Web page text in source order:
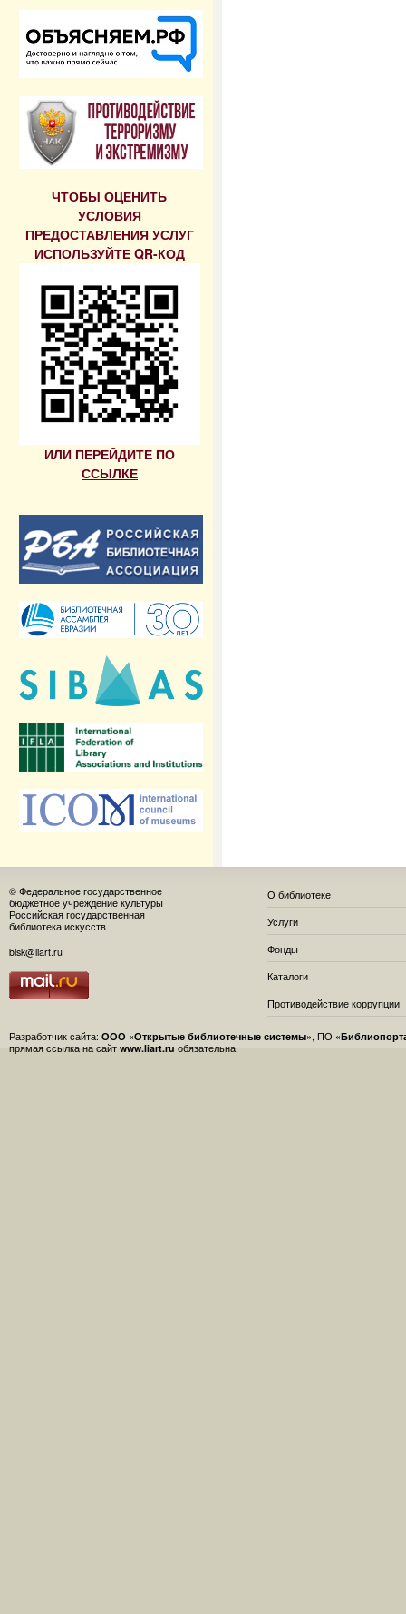
ЧТОБЫ ОЦЕНИТЬ
УСЛОВИЯ
ПРЕДОСТАВЛЕНИЯ УСЛУГ
ИСПОЛЬЗУЙТЕ QR-КОД
ИЛИ ПЕРЕЙДИТЕ ПО
ССЫЛКЕ
© Федеральное государственное
бюджетное учреждение культуры
Российская государственная
библиотека искусств
bisk@liart.ru
О библиотеке
Услуги
Фонды
Каталоги
Противодействие коррупции
Разработчик сайта: ООО «Открытые библиотечные системы» , ПО
прямая ссылка на сайт www.liart.ru обязательна.